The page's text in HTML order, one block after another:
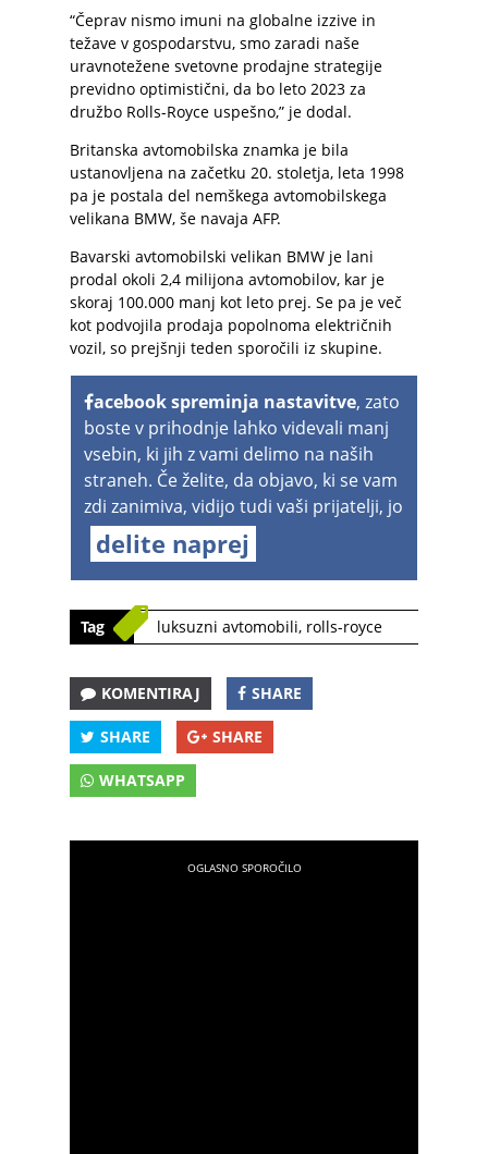
“Čeprav nismo imuni na globalne izzive in
težave v gospodarstvu, smo zaradi naše
uravnotežene svetovne prodajne strategije
previdno optimistični, da bo leto 2023 za
družbo Rolls-Royce uspešno,” je dodal.
Britanska avtomobilska znamka je bila
ustanovljena na začetku 20. stoletja, leta 1998
pa je postala del nemškega avtomobilskega
velikana BMW, še navaja AFP.
Bavarski avtomobilski velikan BMW je lani
prodal okoli 2,4 milijona avtomobilov, kar je
skoraj 100.000 manj kot leto prej. Se pa je več
kot podvojila prodaja popolnoma električnih
vozil, so prejšnji teden sporočili iz skupine.
acebook spreminja nastavitve, zato
boste v prihodnje lahko videvali manj
vsebin, ki jih z vami delimo na naših
straneh. Če želite, da objavo, ki se vam
zdi zanimiva, vidijo tudi vaši prijatelji, jo
delite naprej
Tag luksuzni avtomobili, rolls-royce
KOMENTIRAJ SHARE
SHARE SHARE
WHATSAPP